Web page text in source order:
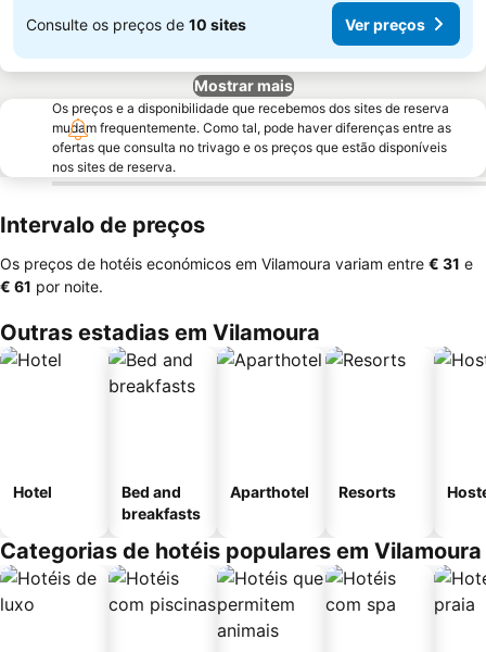
Consulte os preços de 10 sites Ver preços
Mostrar mais
Os preços e a disponibilidade que recebemos dos sites de reserva
mudam frequentemente. Como tal, pode haver diferenças entre as
ofertas que consulta no trivago e os preços que estão disponíveis
nos sites de reserva.
Intervalo de preços
Os preços de hotéis económicos em Vilamoura variam entre ‎€ 31 e
‎€ 61 por noite.
Outras estadias em Vilamoura
Hotel
Bed and
breakfasts
Aparthotel Resorts
Categorias de hotéis populares em Vilamoura